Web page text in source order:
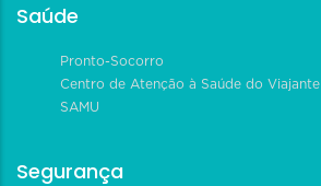
Saúde
Pronto-Socorro
Centro de Atenção à Saúde do Viajante
SAMU
Segurança